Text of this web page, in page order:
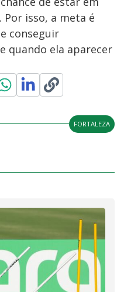
isso, a meta é
conseguir
quando ela aparecer
FORTALEZA